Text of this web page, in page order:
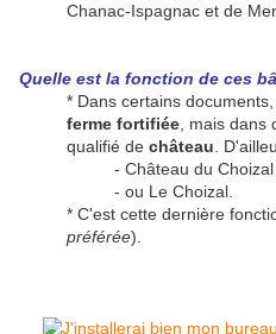
Chanac-Ispagnac et de
Quelle est la fonction de ces
* Dans certains
ferme fortifiée , mais
qualifié de château .
- Château du Choizal
- ou Le Choizal.
* C'est cette dernière
préférée).